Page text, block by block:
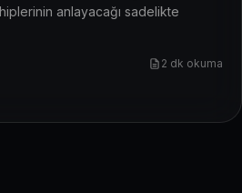
anlayacağı sadelikte
2 dk okuma